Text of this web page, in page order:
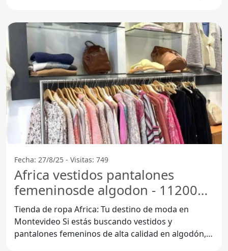
Fecha: 27/8/25 - Visitas: 749
Africa vestidos pantalones
femeninosde algodon - 11200
Montevideo
Tienda de ropa Africa: Tu destino de moda en
Montevideo Si estás buscando vestidos y
pantalones femeninos de alta calidad en algodón,